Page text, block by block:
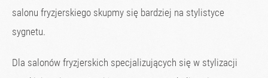
salonu fryzjerskiego skupmy się bardziej na stylistyce
sygnetu.
Dla salonów fryzjerskich specjalizujących się w stylizacji